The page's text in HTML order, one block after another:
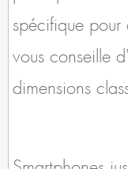
spécifique pour
vous conseille
dimensions
Smartphones